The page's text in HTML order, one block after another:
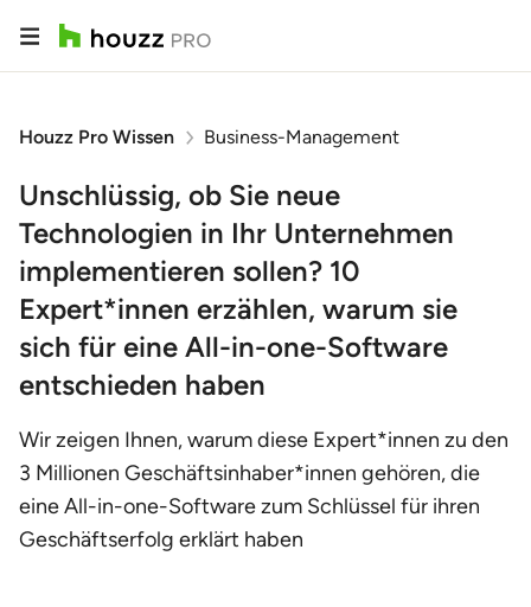
Houzz Pro Wissen Business-Management
Unschlüssig, ob Sie neue
Technologien in Ihr Unternehmen
implementieren sollen? 10
Expert*innen erzählen, warum sie
sich für eine All-in-one-Software
entschieden haben
Wir zeigen Ihnen, warum diese Expert*innen zu den
3 Millionen Geschäftsinhaber*innen gehören, die
eine All-in-one-Software zum Schlüssel für ihren
Geschäftserfolg erklärt haben